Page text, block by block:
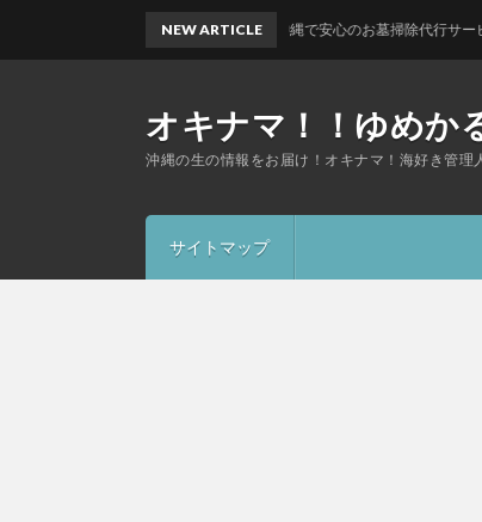
オキナマ！！ゆめか
沖縄の生の情報をお届け！オキナマ！海好き管理
サイトマップ
NEW ARTICLE
沖縄で安心のお墓掃除代行サービスを！5000円で